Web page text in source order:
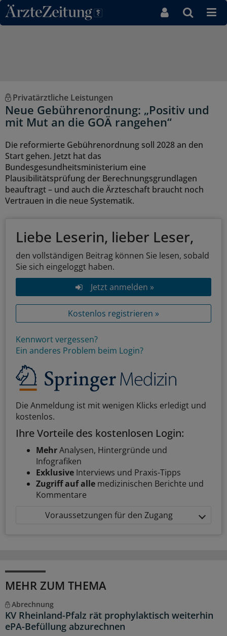
Direkt zum Inhaltsbereich
Privatärztliche Leistungen
Neue Gebührenordnung: „Positiv und
mit Mut an die GOÄ rangehen“
Die reformierte Gebührenordnung soll 2028 an den
Start gehen. Jetzt hat das
Bundesgesundheitsministerium eine
Plausibilitätsprüfung der Berechnungsgrundlagen
beauftragt – und auch die Ärzteschaft braucht noch
Vertrauen in die neue Systematik.
Liebe Leserin, lieber Leser,
den vollständigen Beitrag können Sie lesen, sobald
Sie sich eingeloggt haben.
Jetzt anmelden »
Kostenlos registrieren »
Kennwort vergessen?
Ein anderes Problem beim Login?
Die Anmeldung ist mit wenigen Klicks erledigt und
kostenlos.
Ihre Vorteile des kostenlosen Login:
MehrAnalysen, Hintergründe und
Infografiken
Exklusive Interviews und Praxis-Tipps
Zugriff auf alle medizinischen Berichte und
Kommentare
Voraussetzungen für den Zugang
MEHR ZUM THEMA
Abrechnung
KV Rheinland-Pfalz rät prophylaktisch weiterhin
ePA-Befüllung abzurechnen